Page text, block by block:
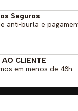
Seguros
anti-burla e
AO CLIENTE
em menos de 48h